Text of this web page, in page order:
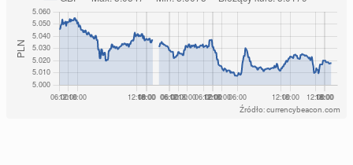
Źródło: currencybeacon.com